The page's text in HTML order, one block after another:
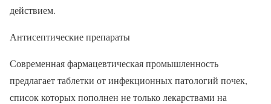
действием.
Антисептические препараты
Современная фармацевтическая промышленность
предлагает таблетки от инфекционных патологий почек,
список которых пополнен не только лекарствами на